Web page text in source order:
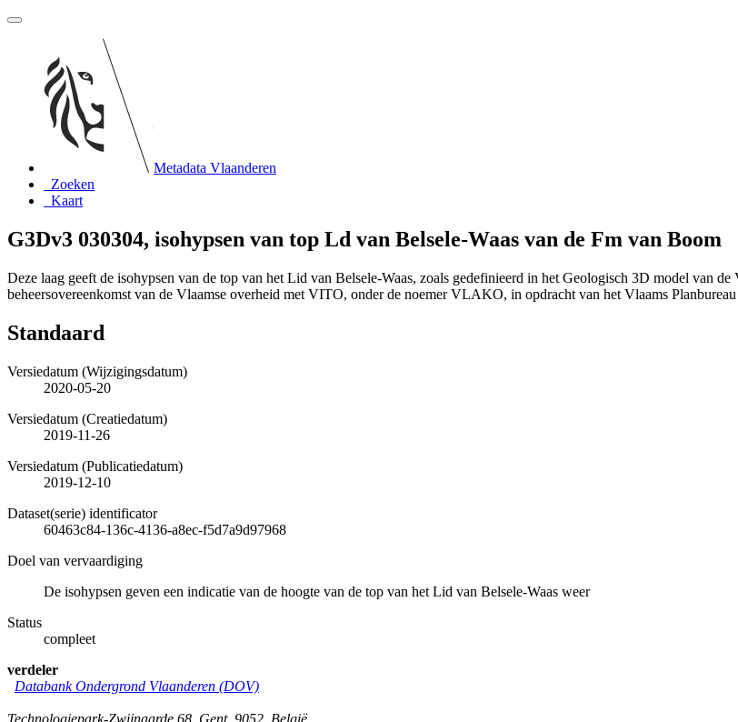
Metadata Vlaanderen
Zoeken
Kaart
G3Dv3 030304, isohypsen van top Ld van Belsele-Waas van de Fm van Boom
Deze laag geeft de isohypsen van de top van het Lid van Belsele-Waas, zoals gedefinieerd in het Geologisch 3D model van
beheersovereenkomst van de Vlaamse overheid met VITO, onder de noemer VLAKO, in opdracht van het Vlaams
Standaard
Versiedatum (Wijzigingsdatum)
2020-05-20
Versiedatum (Creatiedatum)
2019-11-26
Versiedatum (Publicatiedatum)
2019-12-10
Dataset(serie) identificator
60463c84-136c-4136-a8ec-f5d7a9d97968
Doel van vervaardiging
De isohypsen geven een indicatie van de hoogte van de top van het Lid van Belsele-Waas weer
Status
compleet
verdeler
Databank Ondergrond Vlaanderen (DOV)
Technologiepark-Zwijnaarde 68 Gent, 9052 België